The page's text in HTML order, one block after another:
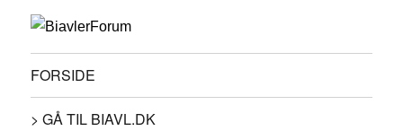
FORSIDE
> GÅ TIL BIAVL.DK